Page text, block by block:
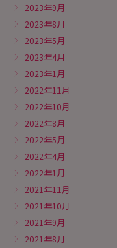
2023年9月
2023年8月
2023年5月
2023年4月
2023年1月
2022年11月
2022年10月
2022年8月
2022年5月
2022年4月
2022年1月
2021年11月
2021年10月
2021年9月
2021年8月